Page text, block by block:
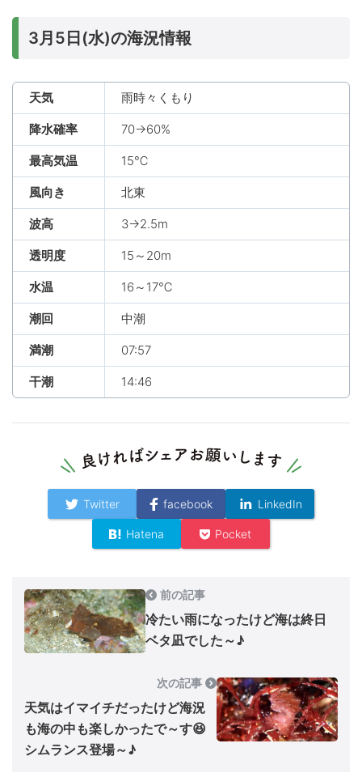
3月5日(水)の海況情報
天気 雨時々くもり
降水確率 70→60%
最高気温 15℃
風向き 北東
波高 3→2.5m
透明度 15～20m
水温 16～17℃
潮回 中潮
満潮 07:57
干潮 14:46
Twitter facebook LinkedIn
Hatena Pocket
前の記事
冷たい雨になったけど海は終日
ベタ凪でした～♪
次の記事
天気はイマイチだったけど海況
も海の中も楽しかったで～す😆
シムランス登場～♪